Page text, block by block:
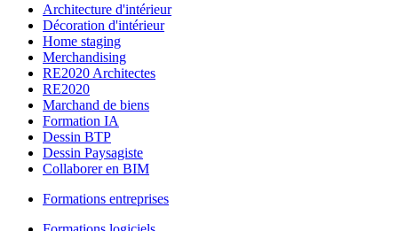
Architecture d'intérieur
Décoration d'intérieur
Home staging
Merchandising
RE2020 Architectes
RE2020
Marchand de biens
Formation IA
Dessin BTP
Dessin Paysagiste
Collaborer en BIM
Formations entreprises